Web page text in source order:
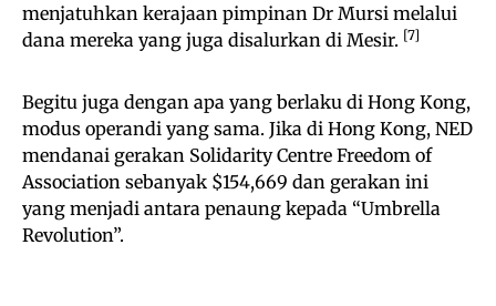
menjatuhkan kerajaan pimpinan Dr Mursi melalui
dana mereka yang juga disalurkan di Mesir. [7]
Begitu juga dengan apa yang berlaku di Hong Kong,
modus operandi yang sama. Jika di Hong Kong, NED
mendanai gerakan Solidarity Centre Freedom of
Association sebanyak $154,669 dan gerakan ini
yang menjadi antara penaung kepada “Umbrella
Revolution”.